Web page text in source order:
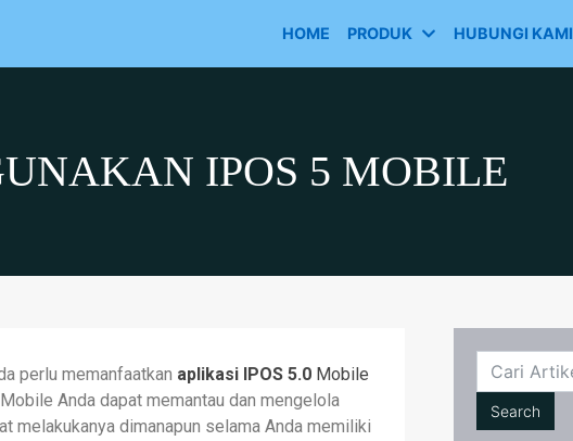
HOME PRODUK HUBUNGI KAMI
IPOS 5 MOBILE
perlu memanfaatkan aplikasi IPOS 5.0 Mobile
Anda dapat memantau dan mengelola
melakukanya dimanapun selama Anda memiliki
Search